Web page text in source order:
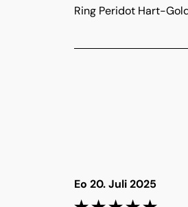
Ring Peridot Hart-
Eo 20. Juli 2025